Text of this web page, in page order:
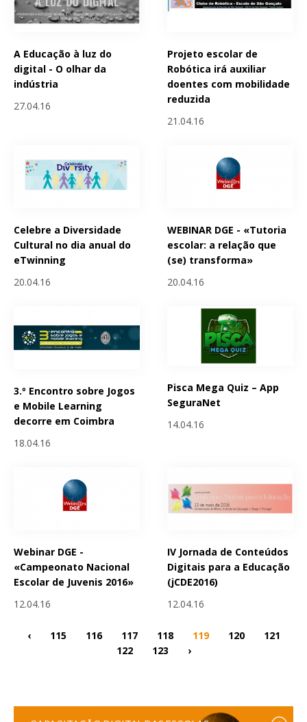
A Educação à luz do
digital - O olhar da
indústria
27.04.16
Projeto escolar de
Robótica irá auxiliar
doentes com mobilidade
reduzida
21.04.16
Celebre a Diversidade
Cultural no dia anual do
eTwinning
20.04.16
WEBINAR DGE - «Tutoria
escolar: a relação que
(se) transforma»
20.04.16
3.º Encontro sobre Jogos
e Mobile Learning
decorre em Coimbra
18.04.16
Pisca Mega Quiz – App
SeguraNet
14.04.16
Webinar DGE -
«Campeonato Nacional
Escolar de Juvenis 2016»
12.04.16
IV Jornada de Conteúdos
Digitais para a Educação
(jCDE2016)
12.04.16
‹ 115 116 117 118 119 120
121
122
123 ›